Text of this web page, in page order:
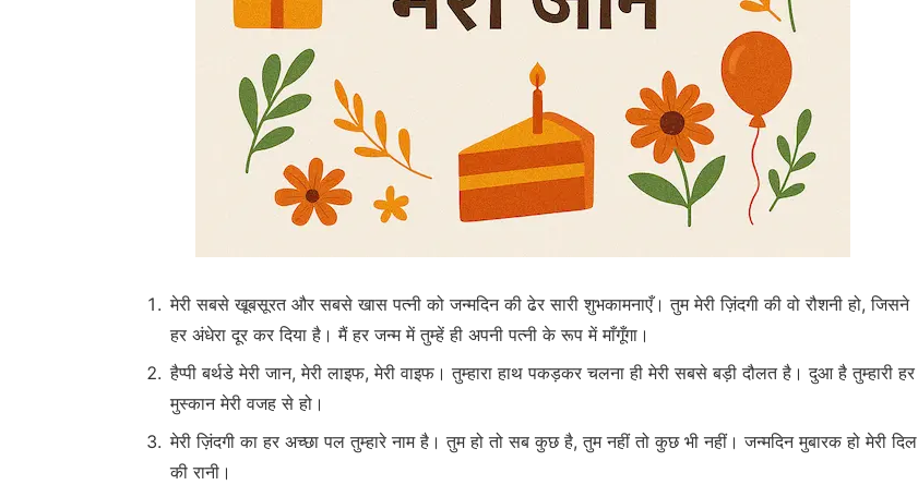
मेरी सबसे खूबसूरत और सबसे खास पत्नी को जन्मदिन की ढेर सारी शुभकामनाएँ। तुम मेरी ज़िंदगी की वो रौशनी हो, जिसने
हर अंधेरा दूर कर दिया है। मैं हर जन्म में तुम्हें ही अपनी पत्नी के रूप में माँगूँगा।
हैप्पी बर्थडे मेरी जान, मेरी लाइफ, मेरी वाइफ। तुम्हारा हाथ पकड़कर चलना ही मेरी सबसे बड़ी दौलत है। दुआ है तुम्हारी हर
मुस्कान मेरी वजह से हो।
मेरी ज़िंदगी का हर अच्छा पल तुम्हारे नाम है। तुम हो तो सब कुछ है, तुम नहीं तो कुछ भी नहीं। जन्मदिन मुबारक हो मेरी दिल
की रानी।